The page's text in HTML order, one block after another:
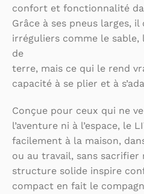
confort et fonctionnalité
Grâce à ses pneus larges,
irréguliers comme le sable,
de
terre, mais ce qui le rend
capacité à se plier et à
Conçue pour ceux qui ne
l’aventure ni à l’espace, le
facilement à la maison,
ou au travail, sans sacrifier
structure solide inspire
compact en fait le